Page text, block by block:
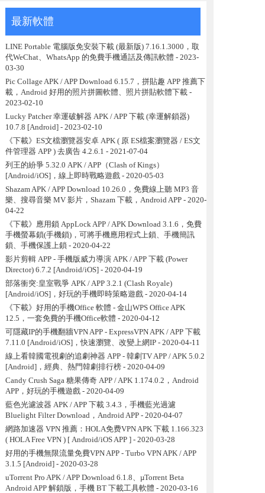
最新軟體
LINE Portable 電腦版免安裝下載 (最新版) 7.16.1.3000，取
代WeChat、WhatsApp 的免費手機通話及傳訊軟體 - 2023-
03-30
Pic Collage APK / APP Download 6.15.7，拼貼趣 APP 推薦下
載，Android 好用的照片拼圖軟體、照片拼貼軟體下載-
2023-02-10
Lucky Patcher 幸運破解器 APK / APP 下載 (幸運解鎖器)
10.7.8 [Android] - 2023-02-10
《下載》ES文檔瀏覽器安卓 APK ( 原 ES檔案瀏覽器 / ES文
件管理器 APP ) 去廣告 4.2.6.1 - 2021-07-04
列王的紛爭 5.32.0 APK / APP（Clash of Kings）
[Android/iOS]，線上即時戰略遊戲- 2020-05-03
Shazam APK / APP Download 10.26.0，免費線上聽 MP3 音
樂、搜尋音樂 MV 影片，Shazam 下載，Android APP- 2020-
04-22
《下載》應用鎖 AppLock APP / APK Download 3.1.6，免費
手機螢幕鎖(手機鎖)，可將手機應用程式上鎖、手機簡訊
鎖、手機保護上鎖 - 2020-04-22
影片剪輯 APP - 手機版威力導演 APK / APP 下載 (Power
Director) 6.7.2 [Android/iOS]- 2020-04-19
部落衝突:皇室戰爭 APK / APP 3.2.1 (Clash Royale)
[Android/iOS]，好玩的手機即時策略遊戲- 2020-04-14
《下載》好用的手機Office 軟體 - 金山WPS Office APK
12.5，一套免費的手機Office軟體 - 2020-04-12
可隱藏IP的手機翻牆VPN APP - ExpressVPN APK / APP 下載
7.11.0 [Android/iOS]，快速瀏覽、改變上網IP- 2020-04-11
線上看韓國電視劇的追劇神器 APP - 韓劇TV APP / APK 5.0.2
[Android]，經典、熱門韓劇排行榜- 2020-04-09
Candy Crush Saga 糖果傳奇 APP / APK 1.174.0.2，Android
APP，好玩的手機遊戲- 2020-04-09
藍色光濾波器 APK / APP 下載 3.4.3，手機藍光過濾
Bluelight Filter Download，Android APP- 2020-04-07
網路加速器 VPN 推薦：HOLA免费VPN APK 下載 1.166.323
( HOLA Free VPN ) [ Android/iOS APP ]- 2020-03-28
好用的手機無限流量免費VPN APP - Turbo VPN APK / APP
3.1.5 [Android]- 2020-03-28
uTorrent Pro APK / APP Download 6.1.8、µTorrent Beta
Android APP 解鎖版，手機 BT 下載工具軟體 - 2020-03-16